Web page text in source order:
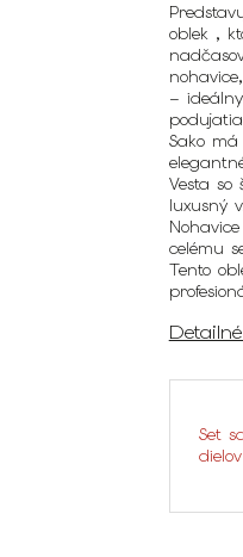
oblek ,
nohavice
–
Sakomá
Vesta so
luxusný
Nohavice
celému
Tento
Set